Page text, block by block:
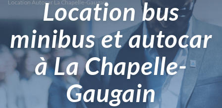
Location Autocar La Chapelle-Gaugain
Location bus
minibus et autocar
à La Chapelle-
Gaugain